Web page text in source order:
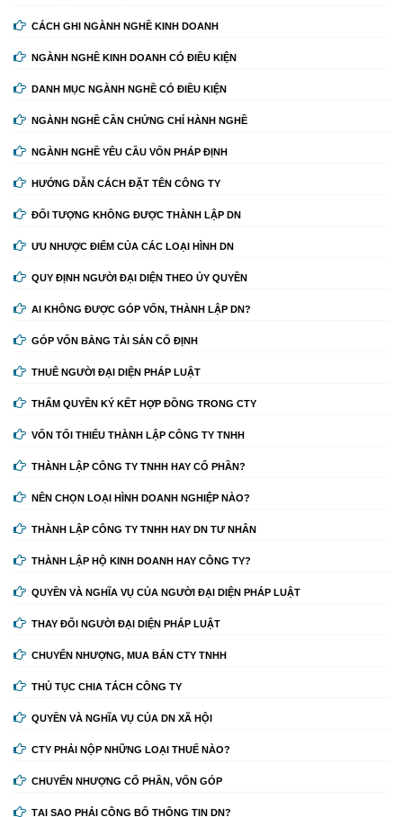
CÁCH GHI NGÀNH NGHỀ KINH DOANH
NGÀNH NGHỀ KINH DOANH CÓ ĐIỀU KIỆN
DANH MỤC NGÀNH NGHỀ CÓ ĐIỀU KIỆN
NGÀNH NGHỀ CẦN CHỨNG CHỈ HÀNH NGHỀ
NGÀNH NGHỀ YÊU CẦU VỐN PHÁP ĐỊNH
HƯỚNG DẪN CÁCH ĐẶT TÊN CÔNG TY
ĐỐI TƯỢNG KHÔNG ĐƯỢC THÀNH LẬP DN
ƯU NHƯỢC ĐIỂM CỦA CÁC LOẠI HÌNH DN
QUY ĐỊNH NGƯỜI ĐẠI DIỆN THEO ỦY QUYỀN
AI KHÔNG ĐƯỢC GÓP VỐN, THÀNH LẬP DN?
GÓP VỐN BẰNG TÀI SẢN CỐ ĐỊNH
THUÊ NGƯỜI ĐẠI DIỆN PHÁP LUẬT
THẨM QUYỀN KÝ KẾT HỢP ĐỒNG TRONG CTY
VỐN TỐI THIỂU THÀNH LẬP CÔNG TY TNHH
THÀNH LẬP CÔNG TY TNHH HAY CỔ PHẦN?
NÊN CHỌN LOẠI HÌNH DOANH NGHIỆP NÀO?
THÀNH LẬP CÔNG TY TNHH HAY DN TƯ NHÂN
THÀNH LẬP HỘ KINH DOANH HAY CÔNG TY?
QUYỀN VÀ NGHĨA VỤ CỦA NGƯỜI ĐẠI DIỆN PHÁP LUẬT
THAY ĐỔI NGƯỜI ĐẠI DIỆN PHÁP LUẬT
CHUYỂN NHƯỢNG, MUA BÁN CTY TNHH
THỦ TỤC CHIA TÁCH CÔNG TY
QUYỀN VÀ NGHĨA VỤ CỦA DN XÃ HỘI
CTY PHẢI NỘP NHỮNG LOẠI THUẾ NÀO?
CHUYỂN NHƯỢNG CỔ PHẦN, VỐN GÓP
TẠI SAO PHẢI CÔNG BỐ THÔNG TIN DN?